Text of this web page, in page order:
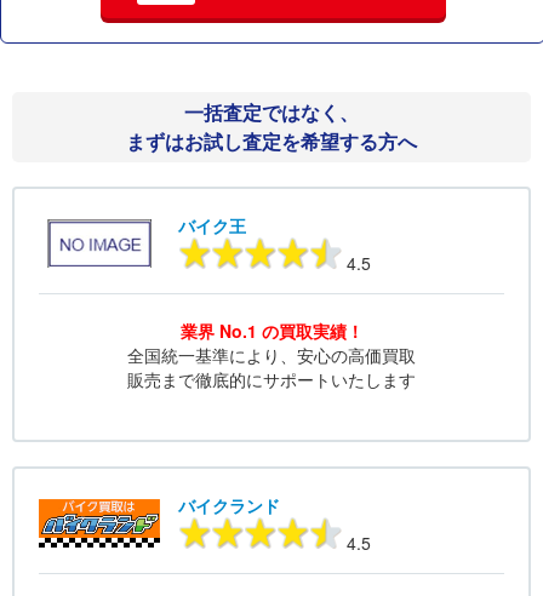
一括査定ではなく、
まずはお試し査定を希望する方へ
バイク王
4.5
業界 No.1 の買取実績！
全国統一基準により、安心の高価買取
販売まで徹底的にサポートいたします
バイクランド
4.5